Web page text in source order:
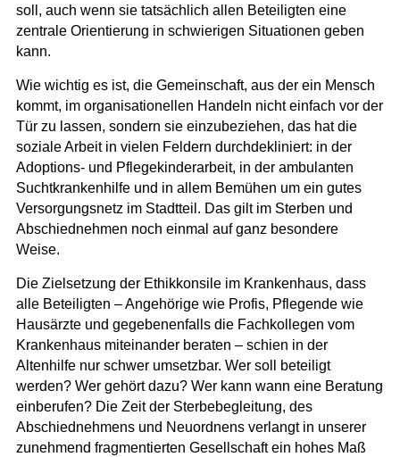
soll, auch wenn sie tatsächlich allen Beteiligten eine
zentrale Orientierung in schwierigen Situationen geben
kann.
Wie wichtig es ist, die Gemeinschaft, aus der ein Mensch
kommt, im organisationellen Handeln nicht einfach vor der
Tür zu lassen, sondern sie einzubeziehen, das hat die
soziale Arbeit in vielen Feldern durchdekliniert: in der
Adoptions- und Pflegekinderarbeit, in der ambulanten
Suchtkrankenhilfe und in allem Bemühen um ein gutes
Versorgungsnetz im Stadtteil. Das gilt im Sterben und
Abschiednehmen noch einmal auf ganz besondere
Weise.
Die Zielsetzung der Ethikkonsile im Krankenhaus, dass
alle Beteiligten – Angehörige wie Profis, Pflegende wie
Hausärzte und gegebenenfalls die Fachkollegen vom
Krankenhaus miteinander beraten – schien in der
Altenhilfe nur schwer umsetzbar. Wer soll beteiligt
werden? Wer gehört dazu? Wer kann wann eine Beratung
einberufen? Die Zeit der Sterbebegleitung, des
Abschiednehmens und Neuordnens verlangt in unserer
zunehmend fragmentierten Gesellschaft ein hohes Maß